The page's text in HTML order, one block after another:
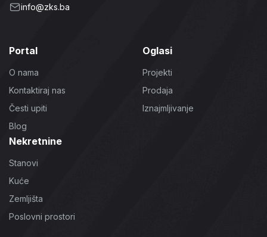
info@zks.ba
Portal
O nama
Kontaktiraj nas
Česti upiti
Blog
Oglasi
Projekti
Prodaja
Iznajmljivanje
Nekretnine
Stanovi
Kuće
Zemljišta
Poslovni prostori